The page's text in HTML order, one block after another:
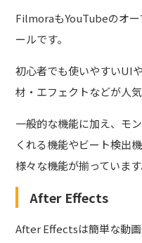
FilmoraもYouTubeのオ
ールです。
初心者でも使いやすいUI
材・エフェクトなどが人
一般的な機能に加え、モ
くれる機能やビート検出
様々な機能が揃っています
After Effects
After Effectsは簡単な動画